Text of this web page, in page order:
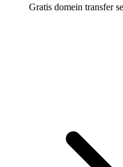
Gratis domein transfer